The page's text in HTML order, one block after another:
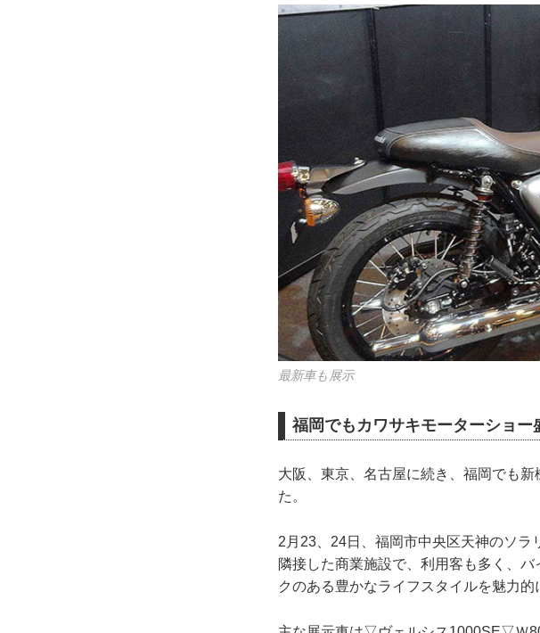
最新車も展示
福岡でもカワサキモーターショー
大阪、東京、名古屋に続き、福岡でも
た。
2月23、24日、福岡市中央区天神のソラ
隣接した商業施設で、利用客も多く、
クのある豊かなライフスタイルを魅力的